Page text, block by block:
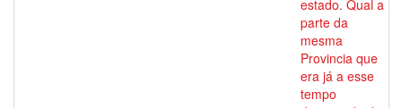
estado. Qual a
parte da
mesma
Provincia que
era já a esse
tempo